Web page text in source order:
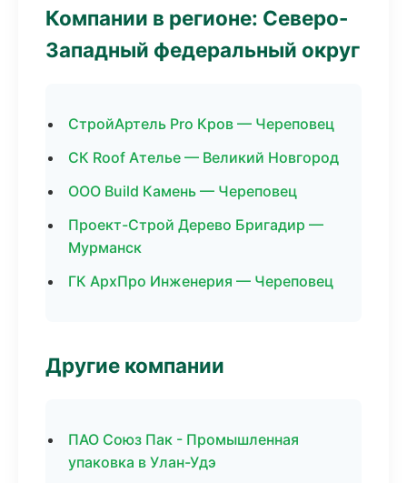
Компании в регионе: Северо-
Западный федеральный округ
СтройАртель Pro Кров — Череповец
СК Roof Ателье — Великий Новгород
ООО Build Камень — Череповец
Проект-Строй Дерево Бригадир —
Мурманск
ГК АрхПро Инженерия — Череповец
Другие компании
ПАО Союз Пак - Промышленная
упаковка в Улан-Удэ